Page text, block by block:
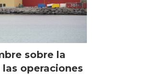
sobre la
operaciones